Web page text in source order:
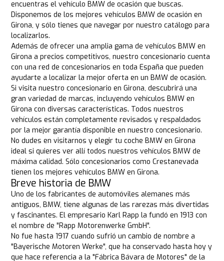
encuentras el vehículo BMW de ocasión que buscas.
Disponemos de los mejores vehículos BMW de ocasión en
Girona, y sólo tienes que navegar por nuestro catálogo para
localizarlos.
Además de ofrecer una amplia gama de vehículos BMW en
Girona a precios competitivos, nuestro concesionario cuenta
con una red de concesionarios en toda España que pueden
ayudarte a localizar la mejor oferta en un BMW de ocasión.
Si visita nuestro concesionario en Girona, descubrirá una
gran variedad de marcas, incluyendo vehículos BMW en
Girona con diversas características. Todos nuestros
vehículos están completamente revisados y respaldados
por la mejor garantía disponible en nuestro concesionario.
No dudes en visitarnos y elegir tu coche BMW en Girona
ideal si quieres ver allí todos nuestros vehículos BMW de
máxima calidad. Sólo concesionarios como Crestanevada
tienen los mejores vehículos BMW en Girona.
Breve historia de BMW
Uno de los fabricantes de automóviles alemanes más
antiguos, BMW, tiene algunas de las rarezas más divertidas
y fascinantes. El empresario Karl Rapp la fundó en 1913 con
el nombre de "Rapp Motorenwerke GmbH".
No fue hasta 1917 cuando sufrió un cambio de nombre a
"Bayerische Motoren Werke", que ha conservado hasta hoy y
que hace referencia a la "Fábrica Bávara de Motores" de la